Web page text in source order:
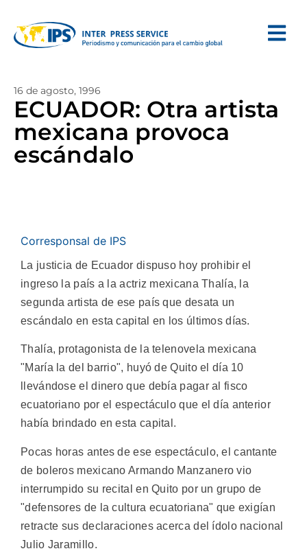
16 de agosto, 1996
ECUADOR: Otra artista
mexicana provoca
escándalo
Corresponsal de IPS
La justicia de Ecuador dispuso hoy prohibir el
ingreso la país a la actriz mexicana Thalía, la
segunda artista de ese país que desata un
escándalo en esta capital en los últimos días.
Thalía, protagonista de la telenovela mexicana
"María la del barrio", huyó de Quito el día 10
llevándose el dinero que debía pagar al fisco
ecuatoriano por el espectáculo que el día anterior
había brindado en esta capital.
Pocas horas antes de ese espectáculo, el cantante
de boleros mexicano Armando Manzanero vio
interrumpido su recital en Quito por un grupo de
"defensores de la cultura ecuatoriana" que exigían
retracte sus declaraciones acerca del ídolo nacional
Julio Jaramillo.